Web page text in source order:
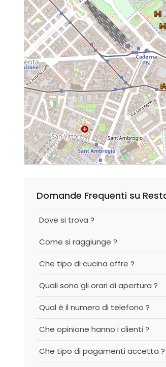
Domande Frequenti su
Dove si trova ?
Come si raggiunge ?
Che tipo di cucina offre ?
Quali sono gli orari di apertura ?
Qual è il numero di telefono ?
Che opinione hanno i clienti ?
Che tipo di pagamenti accetta ?